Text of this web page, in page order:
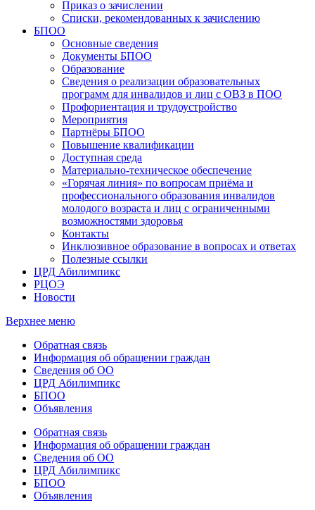
Приказ о зачислении
Списки, рекомендованных к зачислению
БПОО
Основные сведения
Документы БПОО
Образование
Сведения о реализации образовательных
программ для инвалидов и лиц с ОВЗ в ПОО
Профориентация и трудоустройство
Мероприятия
Партнёры БПОО
Повышение квалификации
Доступная среда
Материально-техническое обеспечение
«Горячая линия» по вопросам приёма и
профессионального образования инвалидов
молодого возраста и лиц с ограниченными
возможностями здоровья
Контакты
Инклюзивное образование в вопросах и ответах
Полезные ссылки
ЦРД Абилимпикс
РЦОЭ
Новости
Верхнее меню
Обратная связь
Информация об обращении граждан
Сведения об ОО
ЦРД Абилимпикс
БПОО
Объявления
Обратная связь
Информация об обращении граждан
Сведения об ОО
ЦРД Абилимпикс
БПОО
Объявления